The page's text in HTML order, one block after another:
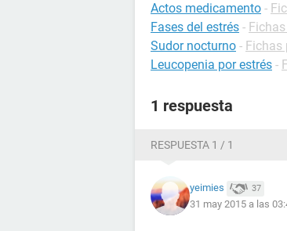
Actos medicamento -
Fases del estrés -
Sudor nocturno - Fichas
Leucopenia por estrés -
1 respuesta
RESPUESTA 1 / 1
yeimies 37
31 may 2015 a las